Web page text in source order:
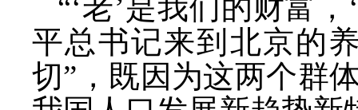
“‘老’是我们的财富
平总书记来到北京的
切”，既因为这两个群